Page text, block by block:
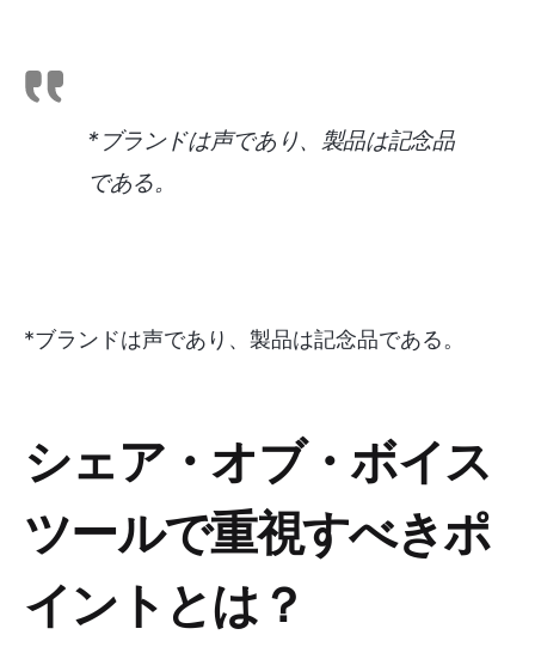
*ブランドは声であり、製品は記念品
である。
*ブランドは声であり、製品は記念品である。
シェア・オブ・ボイス
ツールで重視すべきポ
イントとは？